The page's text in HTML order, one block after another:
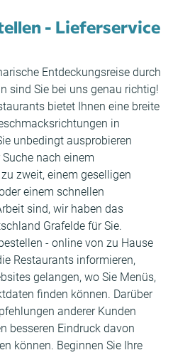
- Lieferservice
Entdeckungsreise durch
sind Sie bei uns genau richtig!
bietet Ihnen eine breite
in
unbedingt ausprobieren
nach einem
zweit, einem geselligen
einem schnellen
sind, wir haben das
Grafelde für Sie.
- online von zu Hause
Restaurants informieren,
gelangen, wo Sie Menüs,
finden können. Darüber
anderer Kunden
besseren Eindruck davon
können. Beginnen Sie Ihre